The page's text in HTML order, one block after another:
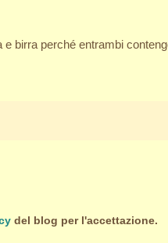
birra perché entrambi
del blog per l'accettazione.